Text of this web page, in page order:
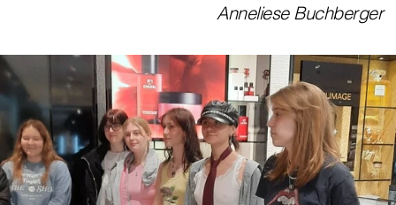
Anneliese Buchberger